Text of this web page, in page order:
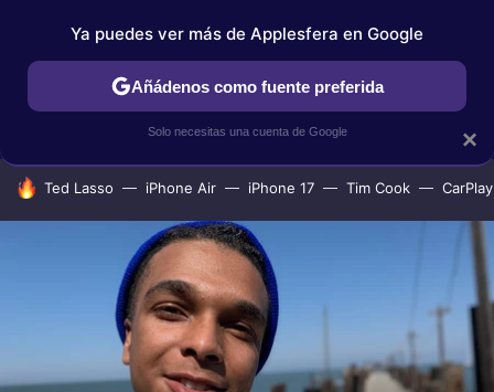
IPHONE TUTORIALES APPLESFERA SELECCIÓN
HOY SE HABLA DE
Ted Lasso iPhone Air iPhone 17 Tim Cook CarPlay
×
Ya puedes ver más de Applesfera en Google
Añádenos como fuente preferida
Solo necesitas una cuenta de Google